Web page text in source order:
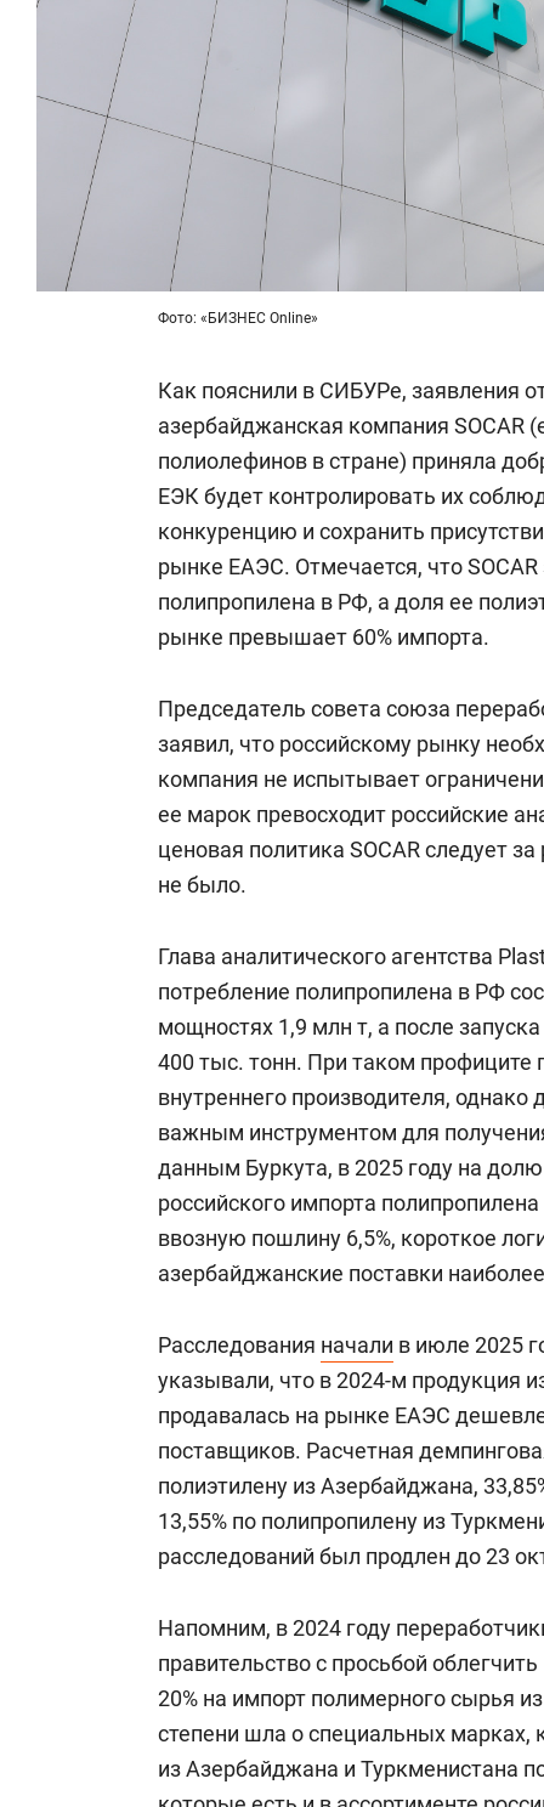
Фото: «БИЗНЕС Online»
Как пояснили в СИБУРе, заявления
азербайджанская компания SOCAR
полиолефинов в стране) приняла
ЕЭК будет контролировать их
конкуренцию и сохранить
рынке ЕАЭС. Отмечается, что
полипропилена в РФ, а доля ее
рынке превышает 60% импорта.
Председатель совета союза
заявил, что российскому рынку
компания не испытывает
ее марок превосходит российские
ценовая политика SOCAR следует
не было.
Глава аналитического агентства
потребление полипропилена в РФ
мощностях 1,9 млн т, а после
400 тыс. тонн. При таком
внутреннего производителя, однако
важным инструментом для
данным Буркута, в 2025 году на
российского импорта
ввозную пошлину 6,5%, короткое
азербайджанские поставки
Расследования начали в июле 2025
указывали, что в 2024-м продукция
продавалась на рынке ЕАЭС
поставщиков. Расчетная
полиэтилену из Азербайджана,
13,55% по полипропилену из
расследований был продлен до 23
Напомним, в 2024 году
правительство с просьбой
20% на импорт полимерного сырья
степени шла о специальных марках,
из Азербайджана и Туркменистана